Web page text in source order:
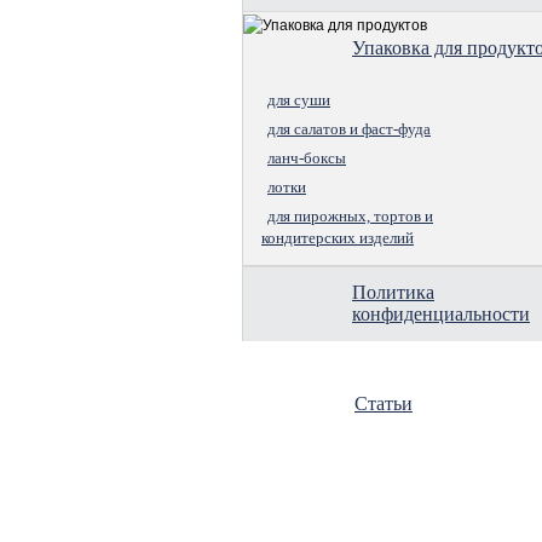
Упаковка для
для суши
для салатов и фаст-фуда
ланч-боксы
лотки
для пирожных, тортов и
кондитерских изделий
Политика
конфиденциальности
Статьи